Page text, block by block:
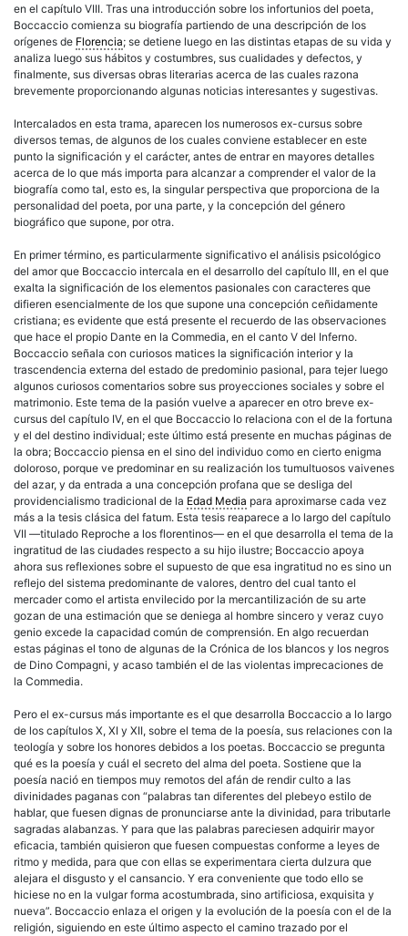
en el capítulo VIII. Tras una introducción sobre los infortunios del poeta,
Boccaccio comienza su biografía partiendo de una descripción de los
orígenes de Florencia; se detiene luego en las distintas etapas de su vida y
analiza luego sus hábitos y costumbres, sus cualidades y defectos, y
finalmente, sus diversas obras literarias acerca de las cuales razona
brevemente proporcionando algunas noticias interesantes y sugestivas.
Intercalados en esta trama, aparecen los numerosos ex-cursus sobre
diversos temas, de algunos de los cuales conviene establecer en este
punto la significación y el carácter, antes de entrar en mayores detalles
acerca de lo que más importa para alcanzar a comprender el valor de la
biografía como tal, esto es, la singular perspectiva que proporciona de la
personalidad del poeta, por una parte, y la concepción del género
biográfico que supone, por otra.
En primer término, es particularmente significativo el análisis psicológico
del amor que Boccaccio intercala en el desarrollo del capítulo III, en el que
exalta la significación de los elementos pasionales con caracteres que
difieren esencialmente de los que supone una concepción ceñidamente
cristiana; es evidente que está presente el recuerdo de las observaciones
que hace el propio Dante en la Commedia, en el canto V del Inferno.
Boccaccio señala con curiosos matices la significación interior y la
trascendencia externa del estado de predominio pasional, para tejer luego
algunos curiosos comentarios sobre sus proyecciones sociales y sobre el
matrimonio. Este tema de la pasión vuelve a aparecer en otro breve ex-
cursus del capítulo IV, en el que Boccaccio lo relaciona con el de la fortuna
y el del destino individual; este último está presente en muchas páginas de
la obra; Boccaccio piensa en el sino del individuo como en cierto enigma
doloroso, porque ve predominar en su realización los tumultuosos vaivenes
del azar, y da entrada a una concepción profana que se desliga del
providencialismo tradicional de la Edad Media para aproximarse cada vez
más a la tesis clásica del fatum. Esta tesis reaparece a lo largo del capítulo
VII —titulado Reproche a los florentinos— en el que desarrolla el tema de la
ingratitud de las ciudades respecto a su hijo ilustre; Boccaccio apoya
ahora sus reflexiones sobre el supuesto de que esa ingratitud no es sino un
reflejo del sistema predominante de valores, dentro del cual tanto el
mercader como el artista envilecido por la mercantilización de su arte
gozan de una estimación que se deniega al hombre sincero y veraz cuyo
genio excede la capacidad común de comprensión. En algo recuerdan
estas páginas el tono de algunas de la Crónica de los blancos y los negros
de Dino Compagni, y acaso también el de las violentas imprecaciones de
la Commedia.
Pero el ex-cursus más importante es el que desarrolla Boccaccio a lo largo
de los capítulos X, XI y XII, sobre el tema de la poesía, sus relaciones con la
teología y sobre los honores debidos a los poetas. Boccaccio se pregunta
qué es la poesía y cuál el secreto del alma del poeta. Sostiene que la
poesía nació en tiempos muy remotos del afán de rendir culto a las
divinidades paganas con “palabras tan diferentes del plebeyo estilo de
hablar, que fuesen dignas de pronunciarse ante la divinidad, para tributarle
sagradas alabanzas. Y para que las palabras pareciesen adquirir mayor
eficacia, también quisieron que fuesen compuestas conforme a leyes de
ritmo y medida, para que con ellas se experimentara cierta dulzura que
alejara el disgusto y el cansancio. Y era conveniente que todo ello se
hiciese no en la vulgar forma acostumbrada, sino artificiosa, exquisita y
nueva”. Boccaccio enlaza el origen y la evolución de la poesía con el de la
religión, siguiendo en este último aspecto el camino trazado por el